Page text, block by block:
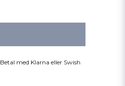
Betal med Klarna eller Swish